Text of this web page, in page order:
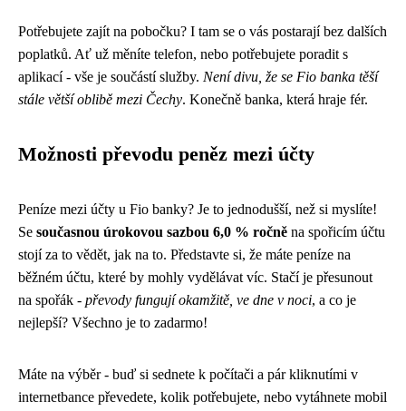
Potřebujete zajít na pobočku? I tam se o vás postarají bez dalších
poplatků. Ať už měníte telefon, nebo potřebujete poradit s
aplikací - vše je součástí služby. Není divu, že se Fio banka těší
stále větší oblibě mezi Čechy. Konečně banka, která hraje fér.
Možnosti převodu peněz mezi účty
Peníze mezi účty u Fio banky? Je to jednodušší, než si myslíte!
Se současnou úrokovou sazbou 6,0 % ročně na spořicím účtu
stojí za to vědět, jak na to. Představte si, že máte peníze na
běžném účtu, které by mohly vydělávat víc. Stačí je přesunout
na spořák - převody fungují okamžitě, ve dne v noci, a co je
nejlepší? Všechno je to zadarmo!
Máte na výběr - buď si sednete k počítači a pár kliknutími v
internetbance převedete, kolik potřebujete, nebo vytáhnete mobil